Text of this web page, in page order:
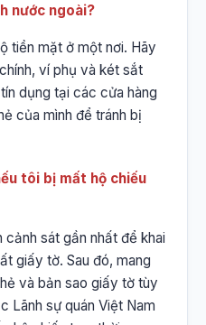
nước ngoài?
tiền mặt ở một nơi. Hãy
ví phụ và két sắt
dụng tại các cửa hàng
của mình để tránh bị
tôi bị mất hộ chiếu
sát gần nhất để khai
giấy tờ. Sau đó, mang
và bản sao giấy tờ tùy
Lãnh sự quán Việt Nam